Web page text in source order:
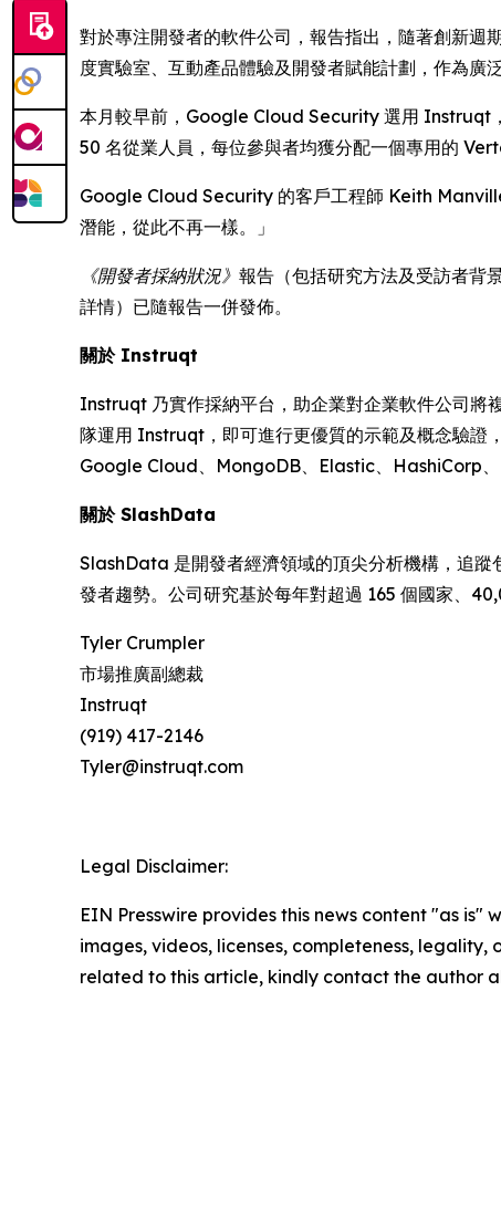
對於專注開發者的軟件公司，報告指出，隨著創新週
度實驗室、互動產品體驗及開發者賦能計劃，作為廣
本月較早前，Google Cloud Security 選用 Instruqt
50 名從業人員，每位參與者均獲分配一個專用的
Google Cloud Security 的客戶工程師 Keith
潛能，從此不再一樣。」
《開發者採納狀況》 報告（包括研究方法及受訪者
詳情）已隨報告一併發佈。
關於 Instruqt
Instruqt 乃實作採納平台，助企業對企業軟件公司將
隊運用 Instruqt，即可進行更優質的示範及概念驗證
Google Cloud、MongoDB、Elastic、HashiCorp
關於 SlashData
SlashData 是開發者經濟領域的頂尖分析機構，追
發者趨勢。公司研究基於每年對超過 165 個國家、
Tyler Crumpler
市場推廣副總裁
Instruqt
(919) 417-2146
Tyler@instruqt.com
Legal Disclaimer:
EIN Presswire provides this news content "as
images, videos, licenses, completeness,
related to this article, kindly contact the author